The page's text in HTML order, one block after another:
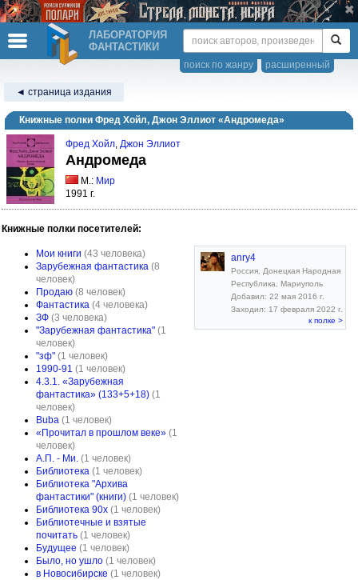
ЛАБОРАТОРИЯ
ФАНТАСТИКИ
расширенный
поиск по жанру
◄ страница издания
Книжные полки Фред Хойл, Джон Эллиот «Андромеда»
Фред Хойл, Джон Эллиот
Андромеда
М.: Мир
1991 г.
Книжные полки посетителей:
Мои книги (43 человека)
Зарубежная фантастика (8
человек)
Продаю (8 человек)
Фантастика (4 человека)
ЗФ (3 человека)
"Зарубежная фантастика" (1
человек)
"зф" (1 человек)
1990-91 (1 человек)
4.3.1. «Зарубежная
фантастика» (133+5+18) (1
человек)
Buba (1 человек)
«Прочитал в прошлом веке» (1
человек)
А.П. - Ми. (1 человек)
Библиотека (1 человек)
Библиотека "Архива
фантастики" (книги) (1 человек)
Библиотека 90х (1 человек)
Библиотечные и взятые
почитать (1 человек)
Будущее (1 человек)
Было, но ушло (1 человек)
в Новосибирске (1 человек)
anry4
Россия, Донецкая Народная
Республика, Мариуполь
Добавил: 22 мая 2016 г.
Заходил: 17 февраля 2022 г.
к полке >